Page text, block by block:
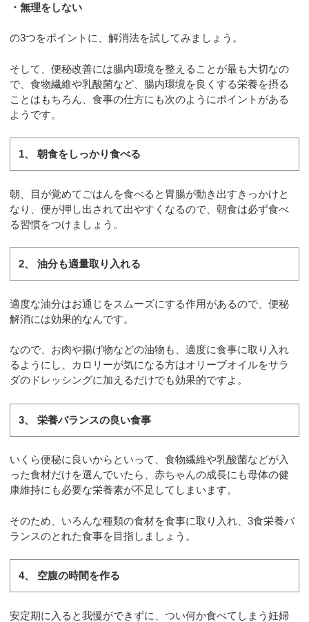
・無理をしない
の3つをポイントに、解消法を試してみましょう。
そして、便秘改善には腸内環境を整えることが最も大切なの
で、食物繊維や乳酸菌など、腸内環境を良くする栄養を摂る
ことはもちろん、食事の仕方にも次のようにポイントがある
ようです。
1、 朝食をしっかり食べる
朝、目が覚めてごはんを食べると胃腸が動き出すきっかけと
なり、便が押し出されて出やすくなるので、朝食は必ず食べ
る習慣をつけましょう。
2、 油分も適量取り入れる
適度な油分はお通じをスムーズにする作用があるので、便秘
解消には効果的なんです。
なので、お肉や揚げ物などの油物も、適度に食事に取り入れ
るようにし、カロリーが気になる方はオリーブオイルをサラ
ダのドレッシングに加えるだけでも効果的ですよ。
3、 栄養バランスの良い食事
いくら便秘に良いからといって、食物繊維や乳酸菌などが入
った食材だけを選んでいたら、赤ちゃんの成長にも母体の健
康維持にも必要な栄養素が不足してしまいます。
そのため、いろんな種類の食材を食事に取り入れ、3食栄養バ
ランスのとれた食事を目指しましょう。
4、 空腹の時間を作る
安定期に入ると我慢ができずに、つい何か食べてしまう妊婦